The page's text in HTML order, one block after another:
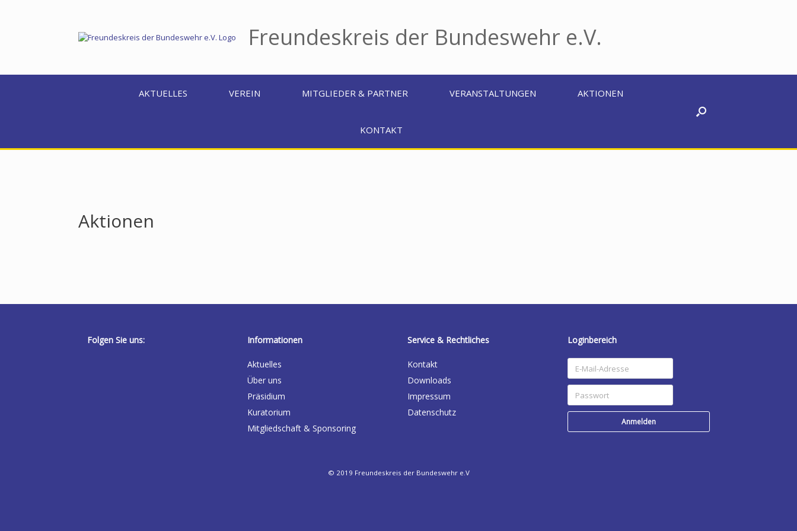
Freundeskreis der Bundeswehr e.V.
AKTUELLES VEREIN MITGLIEDER & PARTNER VERANSTALTUNGEN AKTIONEN
KONTAKT
Aktionen
Folgen Sie uns: Informationen
Aktuelles
Über uns
Präsidium
Kuratorium
Mitgliedschaft & Sponsoring
Service & Rechtliches
Kontakt
Downloads
Impressum
Datenschutz
Loginbereich
© 2019 Freundeskreis der Bundeswehr e.V